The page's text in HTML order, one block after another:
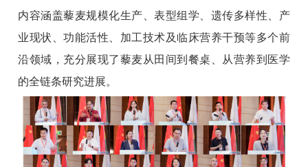
内容涵盖藜麦规模化生产、表型组学、遗传多样性、产
业现状、功能活性、加工技术及临床营养干预等多个前
沿领域，充分展现了藜麦从田间到餐桌、从营养到医学
的全链条研究进展。